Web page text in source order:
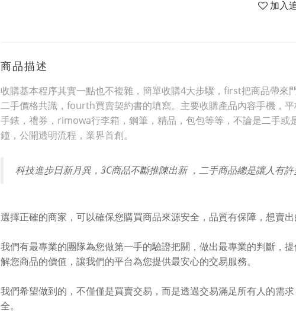
加入
商品描述
收購基本程序其實一點也不複雜，簡單收購4大步驟，first把商品帶
二手價格共識，fourth買賣契約書的填寫。主要收購產品內容手機，
手錶，禮券，rimowa行李箱，鋼筆，精品，包包等等，不論是二手或
鐘，公開透明流程，業界首創。
科技進步日新月異，3C商品不斷推陳出新 ，二手商品總是讓人有
選擇正確的商家，可以確保您購買商品來源安全，品質有保障，想賣
我們有最專業的團隊為您做第一手的驗證把關，做出最專業的判斷，
解您商品的價值，讓我們的平台為您提供最安心的交易服務。
我們希望做到的，不僅僅是買賣交易，而是透過交易滿足所有人的需
全。